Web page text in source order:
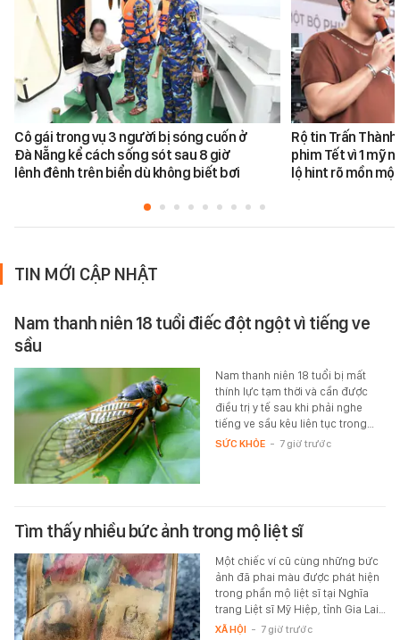
Cô gái trong vụ 3 người bị sóng cuốn ở
Đà Nẵng kể cách sống sót sau 8 giờ
lênh đênh trên biển dù không biết bơi
Rộ tin Trấn
phim Tết vì 1 mỹ
lộ hint rõ mồn
TIN MỚI CẬP NHẬT
Nam thanh niên 18 tuổi điếc đột ngột vì tiếng ve
sầu
Nam thanh niên 18 tuổi bị mất
thính lực tạm thời và cần được
điều trị y tế sau khi phải nghe
tiếng ve sầu kêu liên tục trong…
SỨC KHỎE - 7 giờ trước
Tìm thấy nhiều bức ảnh trong mộ liệt sĩ
Một chiếc ví cũ cùng những bức
ảnh đã phai màu được phát hiện
trong phần mộ liệt sĩ tại Nghĩa
trang Liệt sĩ Mỹ Hiệp, tỉnh Gia Lai…
XÃ HỘI - 7 giờ trước